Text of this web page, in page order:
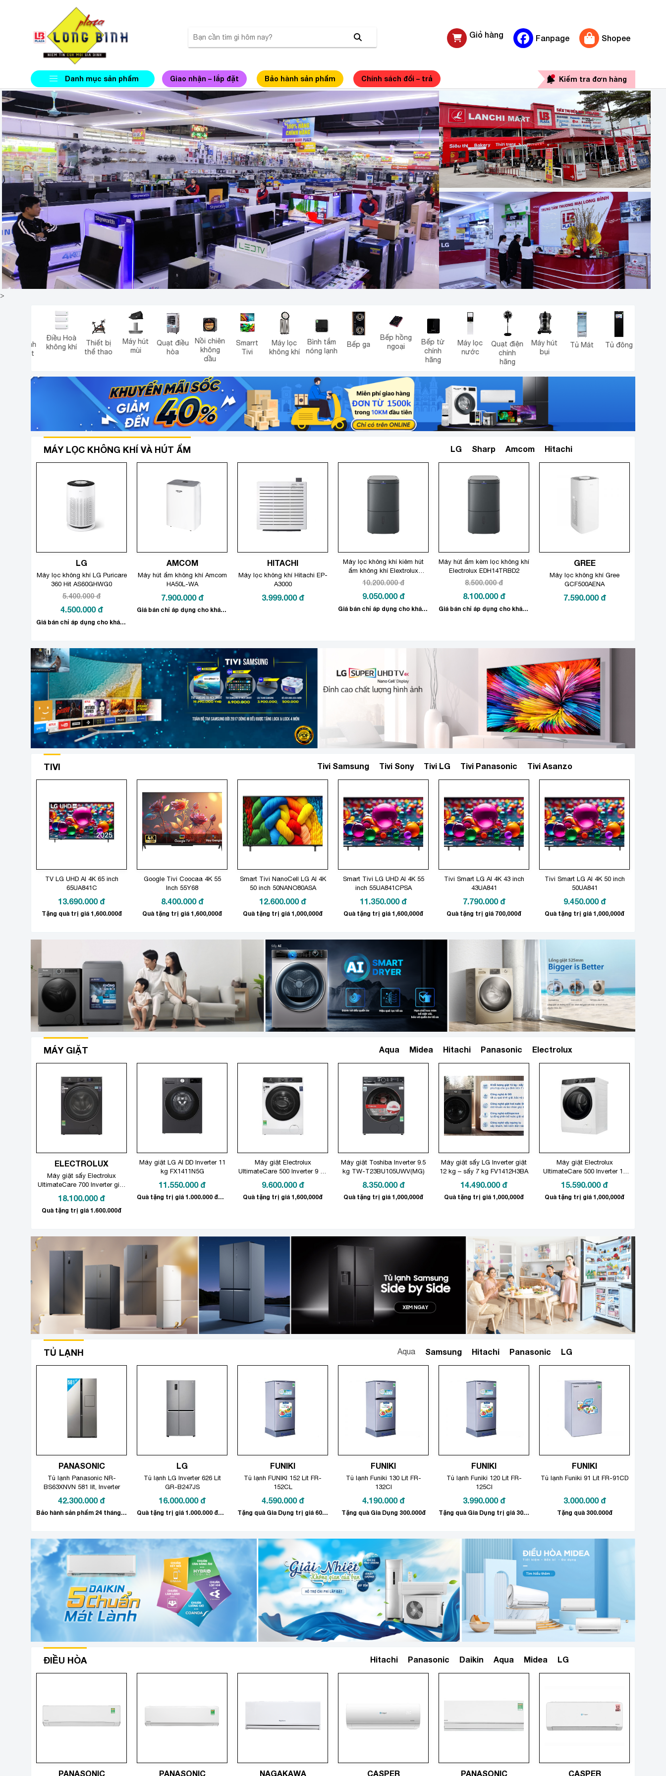
Giỏ hàng Fanpage Shopee
Danh mục sản phẩm Giao nhận – lắp đặt Bảo hành sản phẩm Chính sách đổi – trả Kiểm tra đơn hàng
>
không khí
Thiết bị
thể thao
Máy hút
mùi
Quạt điều
hòa
Nồi chiên
không
Smarrt
Tivi
Máy lọc
không khí
Bình tắm
nóng lạnh
Bếp ga
Bếp hồng
ngoại
Bếp từ
chính
Máy lọc
nước
Quạt điện
chính
Máy hút
bụi
Tủ Mát Tủ đông
Lò vi
sóng
MÁY LỌC KHÔNG KHÍ VÀ HÚT ẨM LG Sharp Amcom Hitachi
LG
Máy lọc không khí LG Puricare
360 Hit AS60GHWG0
5.400.000đ
Giá
gốc
4.500.000 đ
Giá
tại
là:
4.500.000 đ.
Giá bán chỉ áp dụng cho khách hàng mua Online. Miễn phí giao hàng và Lắp đặt.
AMCOM
Máy hút ẩm không khí Amcom
HA50L-WA
7.900.000 đ
Giá bán chỉ áp dụng cho khách hàng mua Online!
HITACHI
Máy lọc không khí Hitachi EP-
A3000
3.999.000 đ
Máy lọc không khí kiêm hút
ẩm không khí Elextrolux
EDH16TRBD3
10.200.000đ
Giá
gốc
9.050.000 đ
Giá
9.050.000 đ.
Giá bán chỉ áp dụng cho khách hàng mua Online!
Máy hút ẩm kèm lọc không khí
Electrolux EDH14TRBD2
8.500.000đ
Giá
gốc
8.100.000 đ
Giá
Giá bán chỉ áp dụng cho khách hàng mua Online!
GREE
Máy lọc không khí Gree
GCF500AENA
7.590.000 đ
TIVI Tivi Samsung Tivi Sony Tivi LG Tivi Panasonic Tivi Asanzo
TV LG UHD AI 4K 65 inch
65UA841C
13.690.000 đ
Tặng quà trị giá 1,600.000đ
Google Tivi Coocaa 4K 55
Inch 55Y68
8.400.000 đ
Quà tặng trị giá 1,600,000đ
Smart Tivi NanoCell LG AI 4K
50 inch 50NANO80ASA
12.600.000 đ
Quà tặng trị giá 1,000,000đ
Smart Tivi LG UHD AI 4K 55
inch 55UA841CPSA
11.350.000 đ
Quà tặng trị giá 1,600,000đ
Tivi Smart LG AI 4K 43 inch
43UA841
7.790.000 đ
Quà tặng trị giá 700,000đ
Tivi Smart LG AI 4K 50 inch
50UA841
9.450.000 đ
Quà tặng trị giá 1,000,000đ
MÁY GIẶT Aqua Midea Hitachi Panasonic Electrolux
ELECTROLUX
Máy giặt sấy Electrolux
UltimateCare 700 Inverter giặt
11 kg – sấy 7 kg
EWW1143R7SC
18.100.000 đ
Quà tặng trị giá 1.600.000đ
Máy giặt LG AI DD Inverter 11
kg FX1411N5G
11.550.000 đ
Quà tặng trị giá 1.000.000 đồng
Máy giặt Electrolux
UltimateCare 500 Inverter 9 kg
EWF9023P5WC
9.600.000 đ
Quà tặng trị giá 1,600,000đ
Máy giặt Toshiba Inverter 9.5
kg TW-T23BU105UWV(MG)
8.350.000 đ
Quà tặng trị giá 1,000,000đ
Máy giặt sấy LG Inverter giặt
12 kg – sấy 7 kg FV1412H3BA
14.490.000 đ
Quà tặng trị giá 1,000,000đ
Máy giặt Electrolux
UltimateCare 500 Inverter 13
kg EWF1343P5WC
15.590.000 đ
Quà tặng trị giá 1,000,000đ
TỦ LẠNH Aqua Samsung Hitachi Panasonic LG
PANASONIC
Tủ lạnh Panasonic NR-
BS63XNVN 581 lít, Inverter
42.300.000 đ
Bảo hành sản phẩm 24 tháng. Tặng phần quà gia dụng trị giá 800.000đ.
LG
Tủ lạnh LG Inverter 626 Lít
GR-B247JS
16.000.000 đ
Quà tặng trị giá 1.000.000 đồng
FUNIKI
Tủ lạnh FUNIKI 152 Lít FR-
152CL
4.590.000 đ
Tặng quà Gia Dụng trị giá 600.000đ
FUNIKI
Tủ lạnh Funiki 130 Lít FR-
132CI
4.190.000 đ
Tặng quà Gia Dụng 300.000đ
FUNIKI
Tủ lạnh Funiki 120 Lít FR-
125CI
3.990.000 đ
Tặng quà Gia Dụng trị giá 300.000đ
FUNIKI
Tủ lạnh Funiki 91 Lít FR-91CD
3.000.000 đ
Tặng quà 300.000đ
ĐIỀU HÒA Hitachi Panasonic Daikin Aqua Midea LG
PANASONIC PANASONIC NAGAKAWA CASPER PANASONIC CASPER